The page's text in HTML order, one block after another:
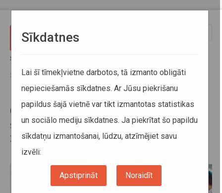
Sākums
30%, bet maršrutu tīkla apjoms – par 6% jeb 4,2 miljoniem km
Covid-19 ietekmē pērn pasažieru
skaits samazinājies par aptuveni
30%, bet maršrutu tīkla apjoms –
par 6% jeb 4,2 miljoniem km
Sīkdatnes
Lai šī tīmekļvietne darbotos, tā izmanto obligāti
nepieciešamās sīkdatnes. Ar Jūsu piekrišanu
papildus šajā vietnē var tikt izmantotas statistikas
un sociālo mediju sīkdatnes. Ja piekrītat šo papildu
sīkdatņu izmantošanai, lūdzu, atzīmējiet savu
izvēli:
Apstiprināt Noraidīt